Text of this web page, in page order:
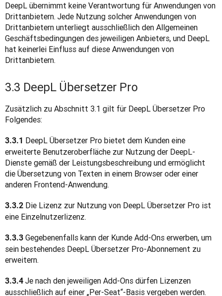
DeepL übernimmt keine Verantwortung für Anwendungen von
Drittanbietern. Jede Nutzung solcher Anwendungen von
Drittanbietern unterliegt ausschließlich den Allgemeinen
Geschäftsbedingungen des jeweiligen Anbieters, und DeepL
hat keinerlei Einfluss auf diese Anwendungen von
Drittanbietern.
3.3 DeepL Übersetzer Pro
Zusätzlich zu Abschnitt 3.1 gilt für DeepL Übersetzer Pro
Folgendes:
3.3.1 DeepL Übersetzer Pro bietet dem Kunden eine
erweiterte Benutzeroberfläche zur Nutzung der DeepL-
Dienste gemäß der Leistungsbeschreibung und ermöglicht
die Übersetzung von Texten in einem Browser oder einer
anderen Frontend-Anwendung.
3.3.2 Die Lizenz zur Nutzung von DeepL Übersetzer Pro ist
eine Einzelnutzerlizenz.
3.3.3 Gegebenenfalls kann der Kunde Add-Ons erwerben, um
sein bestehendes DeepL Übersetzer Pro-Abonnement zu
erweitern.
3.3.4 Je nach den jeweiligen Add-Ons dürfen Lizenzen
ausschließlich auf einer „Per-Seat“-Basis vergeben werden.